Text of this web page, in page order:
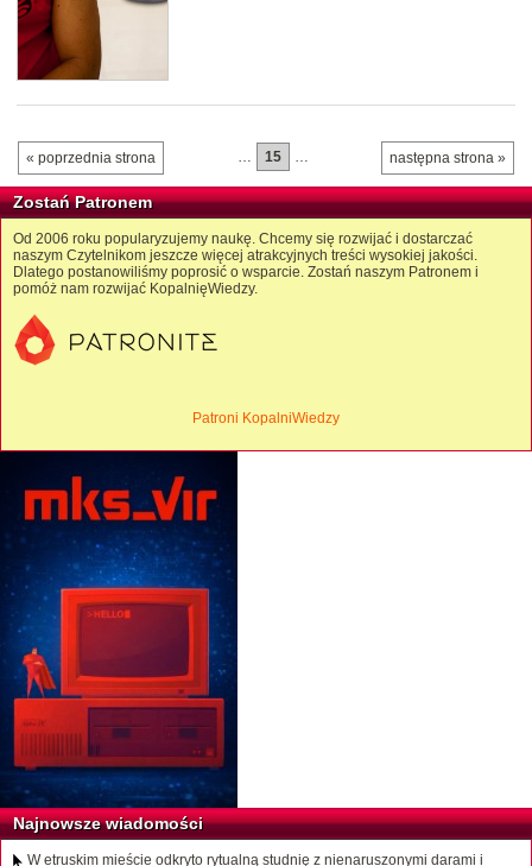
« poprzednia strona następna strona »
… 15 …
Zostań Patronem
Od 2006 roku popularyzujemy naukę. Chcemy się rozwijać i dostarczać
naszym Czytelnikom jeszcze więcej atrakcyjnych treści wysokiej jakości.
Dlatego postanowiliśmy poprosić o wsparcie. Zostań naszym Patronem i
pomóż nam rozwijać KopalnięWiedzy.
Patroni KopalniWiedzy
Najnowsze wiadomości
W etruskim mieście odkryto rytualną studnię z nienaruszonymi darami i